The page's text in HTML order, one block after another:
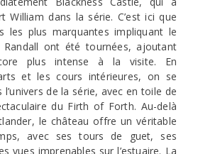
William dans la série. C’est ici que
les plus marquantes impliquant le
Randall ont été tournées, ajoutant
plus intense à la visite. En
et les cours intérieures, on se
de la série, avec en toile de
du Firth of Forth. Au-delà
le château offre un véritable
avec ses tours de guet, ses
vues imprenables sur l’estuaire. La